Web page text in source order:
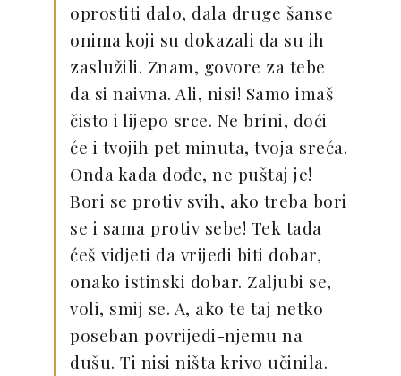
oprostiti dalo, dala druge šanse
onima koji su dokazali da su ih
zaslužili. Znam, govore za tebe
da si naivna. Ali, nisi! Samo imaš
čisto i lijepo srce. Ne brini, doći
će i tvojih pet minuta, tvoja sreća.
Onda kada dođe, ne puštaj je!
Bori se protiv svih, ako treba bori
se i sama protiv sebe! Tek tada
ćeš vidjeti da vrijedi biti dobar,
onako istinski dobar. Zaljubi se,
voli, smij se. A, ako te taj netko
poseban povrijedi-njemu na
dušu. Ti nisi ništa krivo učinila.